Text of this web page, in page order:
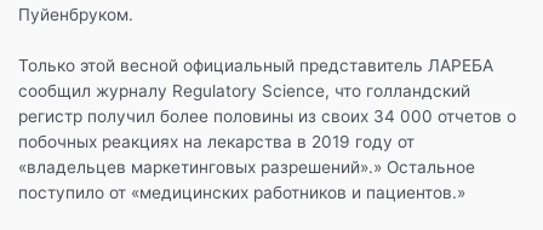
Пуйенбруком.
Только этой весной официальный представитель ЛАРЕБА
сообщил журналу Regulatory Science, что голландский
регистр получил более половины из своих 34 000 отчетов о
побочных реакциях на лекарства в 2019 году от
«владельцев маркетинговых разрешений».» Остальное
поступило от «медицинских работников и пациентов.»